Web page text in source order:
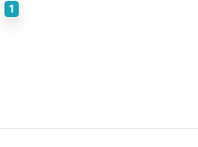
1